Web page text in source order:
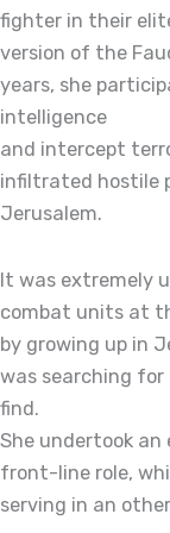
fighter in their
version of the
years, she
intelligence
and intercept
infiltrated hostile
Jerusalem.
It was extremely
combat units at
by growing up in
was searching
find.
She undertook
front-line role,
serving in an